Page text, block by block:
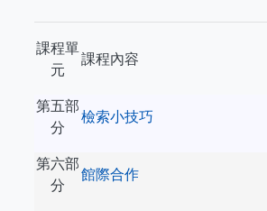
課程單
元
課程內容
第五部
分
檢索小技巧
第六部
分
館際合作